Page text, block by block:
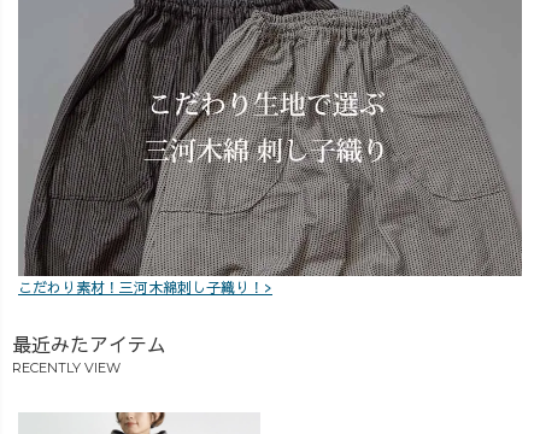
こだわり素材！三河木綿刺し子織り！>
最近みたアイテム
RECENTLY VIEW